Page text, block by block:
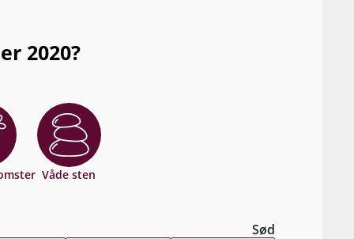
2020?
Våde sten
Sød